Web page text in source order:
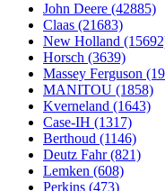
John Deere (42885)
Claas (21683)
New Holland
Horsch (3639)
Massey Ferguson
MANITOU (1858)
Kverneland (1643)
Case-IH (1317)
Berthoud (1146)
Deutz Fahr (821)
Lemken (608)
Perkins (473)